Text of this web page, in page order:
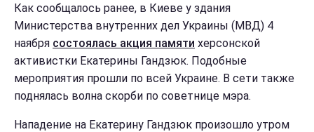
Как сообщалось ранее, в Киеве у здания
Министерства внутренних дел Украины (МВД) 4
наября состоялась акция памяти херсонской
активистки Екатерины Гандзюк. Подобные
мероприятия прошли по всей Украине. В сети также
поднялась волна скорби по советнице мэра.
Нападение на Екатерину Гандзюк произошло утром